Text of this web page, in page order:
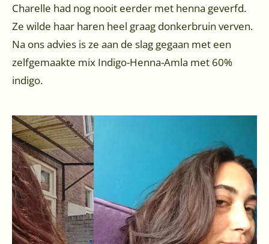
Charelle had nog nooit eerder met henna geverfd.
Ze wilde haar haren heel graag donkerbruin verven.
Na ons advies is ze aan de slag gegaan met een
zelfgemaakte mix Indigo-Henna-Amla met 60%
indigo.